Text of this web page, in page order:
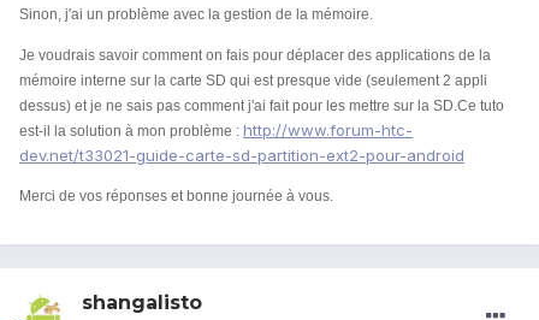
Sinon, j'ai un problème avec la gestion de la mémoire.
Je voudrais savoir comment on fais pour déplacer des applications de la
mémoire interne sur la carte SD qui est presque vide (seulement 2 appli
dessus) et je ne sais pas comment j'ai fait pour les mettre sur la SD.Ce tuto
est-il la solution à mon problème : http://www.forum-htc-
dev.net/t33021-guide-carte-sd-partition-ext2-pour-android
Merci de vos réponses et bonne journée à vous.
shangalisto